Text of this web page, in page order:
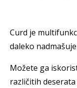
Curd je
daleko
Možete ga
različitih